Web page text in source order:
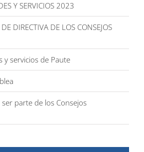
Y SERVICIOS 2023
DIRECTIVA DE LOS CONSEJOS
y servicios de Paute
parte de los Consejos